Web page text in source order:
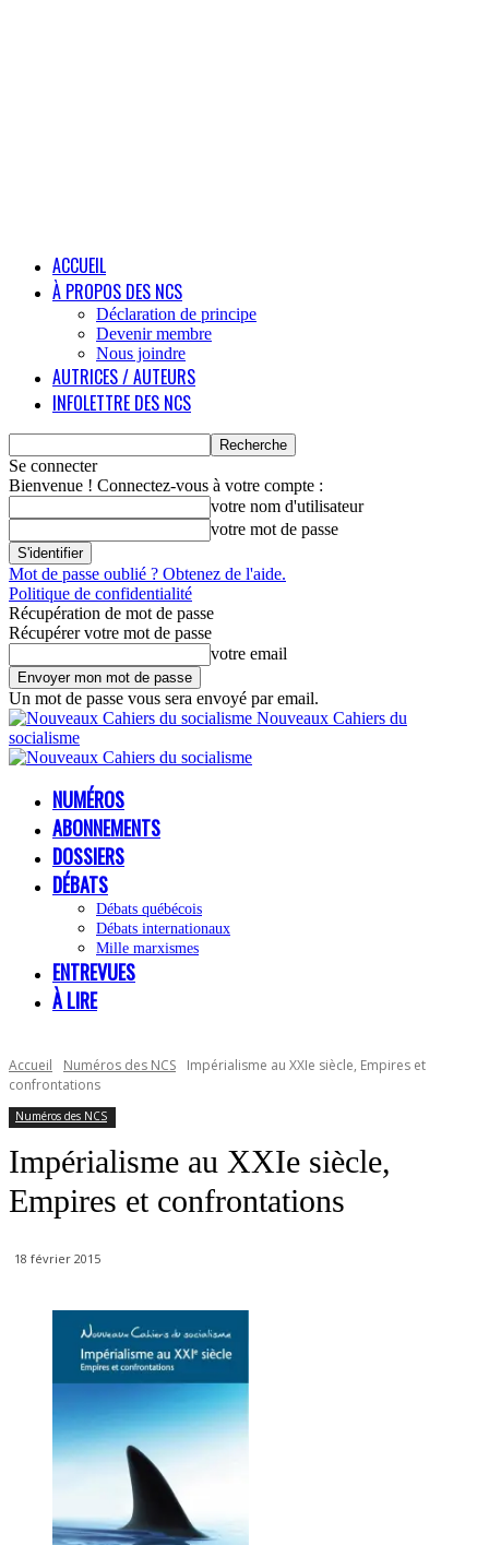
ACCUEIL
À PROPOS DES NCS
Déclaration de principe
Devenir membre
Nous joindre
AUTRICES / AUTEURS
INFOLETTRE DES NCS
Se connecter
Bienvenue ! Connectez-vous à votre compte :
votre nom d'utilisateur
votre mot de passe
Mot de passe oublié ? Obtenez de l'aide.
Politique de confidentialité
Récupération de mot de passe
Récupérer votre mot de passe
votre email
Un mot de passe vous sera envoyé par email.
Nouveaux Cahiers du
socialisme
NUMÉROS
ABONNEMENTS
DOSSIERS
DÉBATS
Débats québécois
Débats internationaux
Mille marxismes
ENTREVUES
À LIRE
Accueil Numéros des NCS
Impérialisme au XXIe siècle, Empires et
confrontations
Numéros des NCS
Impérialisme au XXIe siècle,
Empires et confrontations
18 février 2015